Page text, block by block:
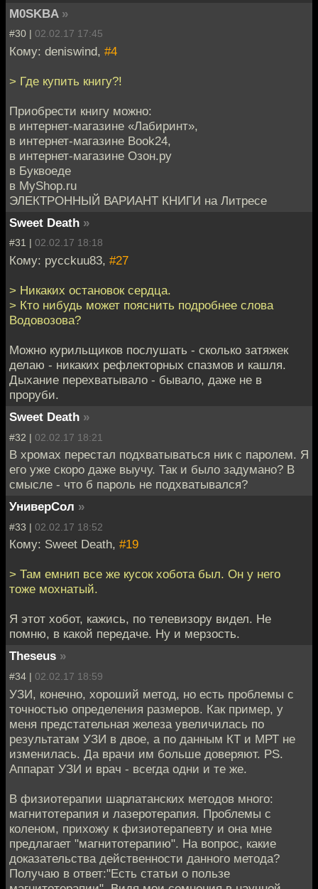
M0SKBA »
#30 | 02.02.17 17:45
Кому: deniswind, #4
> Где купить книгу?!
Приобрести книгу можно:
в интернет-магазине «Лабиринт»,
в интернет-магазине Book24,
в интернет-магазине Озон.ру
в Буквоеде
в MyShop.ru
ЭЛЕКТРОННЫЙ ВАРИАНТ КНИГИ на Литресе
Sweet Death »
#31 | 02.02.17 18:18
Кому: pycckuu83, #27
> Никаких остановок сердца.
> Кто нибудь может пояснить подробнее слова
Водовозова?
Можно курильщиков послушать - сколько затяжек
делаю - никаких рефлекторных спазмов и кашля.
Дыхание перехватывало - бывало, даже не в
проруби.
Sweet Death »
#32 | 02.02.17 18:21
В хромах перестал подхватываться ник с паролем. Я
его уже скоро даже выучу. Так и было задумано? В
смысле - что б пароль не подхватывался?
УниверСол »
#33 | 02.02.17 18:52
Кому: Sweet Death, #19
> Там емнип все же кусок хобота был. Он у него
тоже мохнатый.
Я этот хобот, кажись, по телевизору видел. Не
помню, в какой передаче. Ну и мерзость.
Theseus »
#34 | 02.02.17 18:59
УЗИ, конечно, хороший метод, но есть проблемы с
точностью определения размеров. Как пример, у
меня предстательная железа увеличилась по
результатам УЗИ в двое, а по данным КТ и МРТ не
изменилась. Да врачи им больше доверяют. PS.
Аппарат УЗИ и врач - всегда одни и те же.
В физиотерапии шарлатанских методов много:
магнитотерапия и лазеротерапия. Проблемы с
коленом, прихожу к физиотерапевту и она мне
предлагает "магнитотерапию". На вопрос, какие
доказательства действенности данного метода?
Получаю в ответ:"Есть статьи о пользе